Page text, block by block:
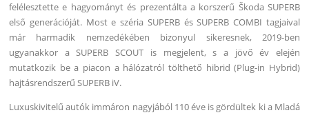
felélesztette e hagyományt és prezentálta a korszerű Škoda SUPERB
első generációját. Most e széria SUPERB és SUPERB COMBI tagjaival
már harmadik nemzedékében bizonyul sikeresnek, 2019-ben
ugyanakkor a SUPERB SCOUT is megjelent, s a jövő év elején
mutatkozik be a piacon a hálózatról tölthető hibrid (Plug-in Hybrid)
hajtásrendszerű SUPERB iV.
Luxuskivitelű autók immáron nagyjából 110 éve is gördültek ki a Mladá